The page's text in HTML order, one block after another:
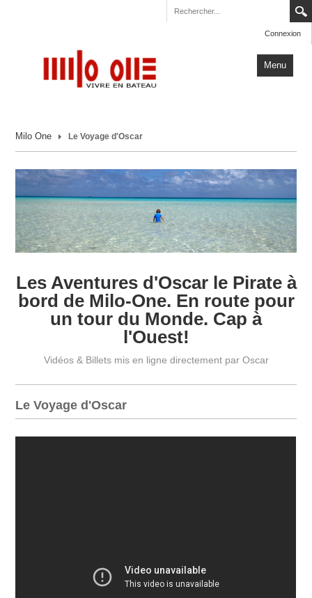
Connexion
Menu
Carnets de Voyage
Plus
Milo One Le Voyage d'Oscar
Les Aventures d'Oscar le Pirate à
bord de Milo-One. En route pour
un tour du Monde. Cap à
l'Ouest!
Vidéos & Billets mis en ligne directement par Oscar
Le Voyage d'Oscar